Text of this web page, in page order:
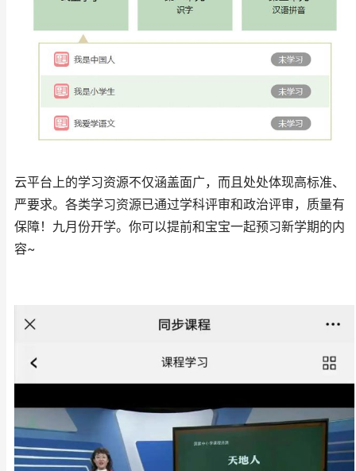
云平台上的学习资源不仅涵盖面广，而且处处体现高标准、
严要求。各类学习资源已通过学科评审和政治评审，质量有
保障！九月份开学。你可以提前和宝宝一起预习新学期的内
容~